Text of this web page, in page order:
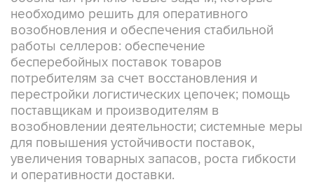
необходимо решить для оперативного
возобновления и обеспечения стабильной
работы селлеров: обеспечение
бесперебойных поставок товаров
потребителям за счет восстановления и
перестройки логистических цепочек; помощь
поставщикам и производителям в
возобновлении деятельности; системные меры
для повышения устойчивости поставок,
увеличения товарных запасов, роста гибкости
и оперативности доставки.